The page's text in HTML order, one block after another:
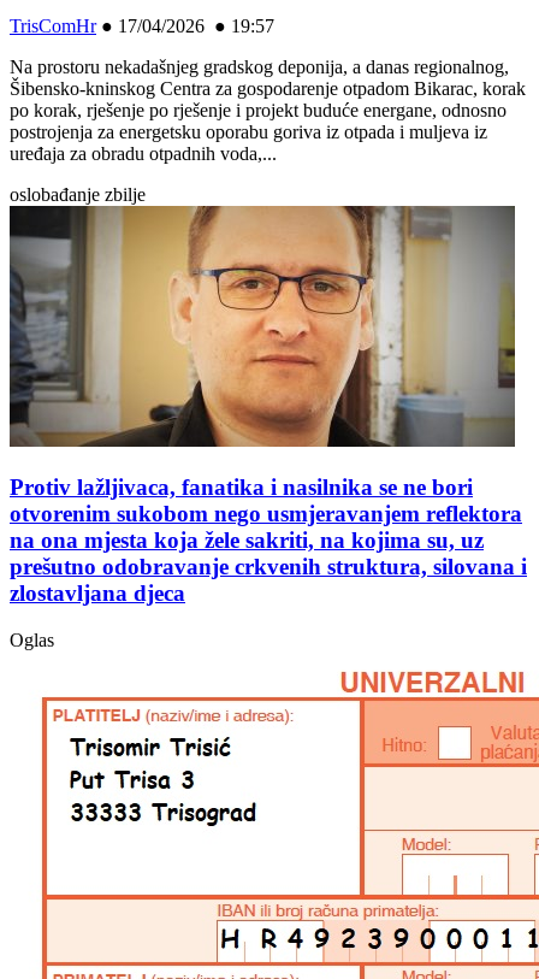
TrisComHr● 17/04/2026 ● 19:57
Na prostoru nekadašnjeg gradskog deponija, a danas regionalnog,
Šibensko-kninskog Centra za gospodarenje otpadom Bikarac, korak
po korak, rješenje po rješenje i projekt buduće energane, odnosno
postrojenja za energetsku oporabu goriva iz otpada i muljeva iz
uređaja za obradu otpadnih voda,...
oslobađanje zbilje
Protiv lažljivaca, fanatika i nasilnika se ne bori
otvorenim sukobom nego usmjeravanjem reflektora
na ona mjesta koja žele sakriti, na kojima su, uz
prešutno odobravanje crkvenih struktura, silovana i
zlostavljana djeca
Oglas